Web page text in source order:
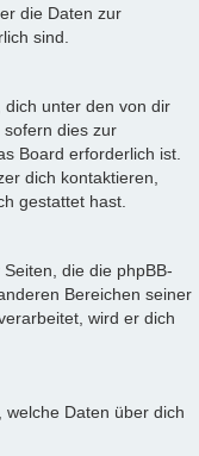
die Daten zur
sind.
unter den von dir
dies zur
Board erforderlich ist.
dich kontaktieren,
gestattet hast.
die die phpBB-
Bereichen seiner
wird er dich
welche Daten über dich